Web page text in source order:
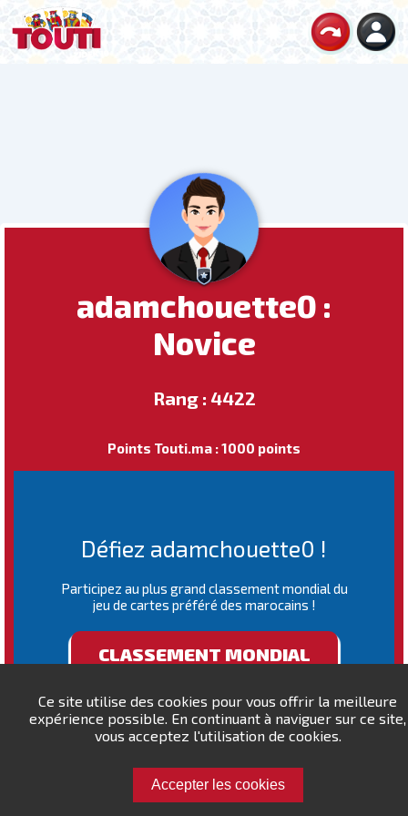
Ce site utilise des cookies pour vous offrir la meilleure
expérience possible. En continuant à naviguer sur ce site,
vous acceptez l'utilisation de cookies.
Accepter les cookies
adamchouette0 :
Novice
Rang : 4422
Points Touti.ma : 1000 points
Défiez adamchouette0 !
Participez au plus grand classement mondial du
jeu de cartes préféré des marocains !
CLASSEMENT MONDIAL